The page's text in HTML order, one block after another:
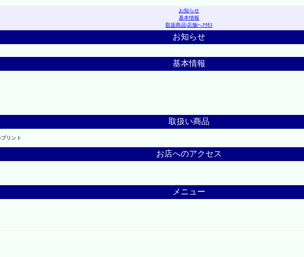
お知らせ
基本情報
取扱商品|店舗へｱｸｾｽ
お知らせ
基本情報
取扱い商品
リント
お店へのアクセス
メニュー